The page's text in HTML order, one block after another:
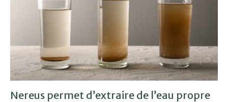
Nereus permet d’extraire de l’eau propre